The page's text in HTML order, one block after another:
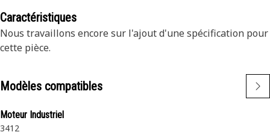
Caractéristiques
Nous travaillons encore sur l'ajout d'une spécification pour
cette pièce.
Modèles compatibles
Moteur Industriel
3412